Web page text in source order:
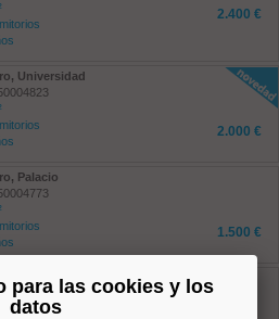
2.400 €
Universidad
2.000 €
Palacio
1.500 €
Embajadores
para las cookies y los
datos